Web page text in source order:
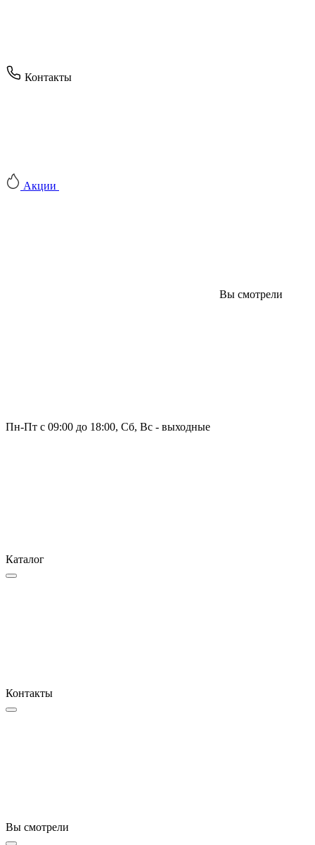
Контакты
Акции
Вы смотрели
Пн-Пт с 09:00 до 18:00, Сб, Вс - выходные
Каталог
Контакты
Вы смотрели